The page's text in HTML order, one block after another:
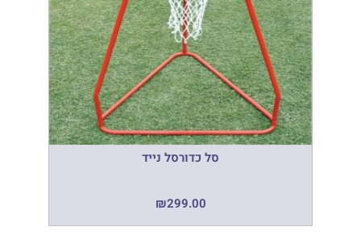
סל כדורסל נייד
₪299.00